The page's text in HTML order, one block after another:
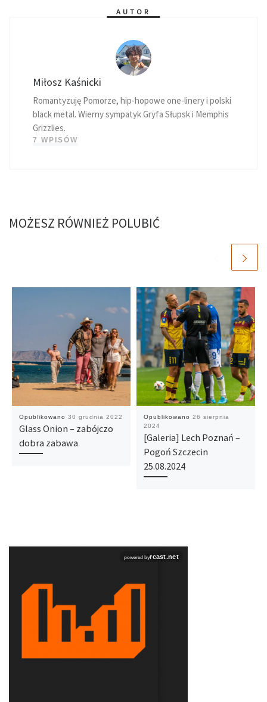
AUTOR
Miłosz Kaśnicki
Romantyzuję Pomorze, hip-hopowe one-linery i polski
black metal. Wierny sympatyk Gryfa Słupsk i Memphis
Grizzlies.
7 WPISÓW
MOŻESZ RÓWNIEŻ POLUBIĆ
Opublikowano 30 grudnia 2022
Glass Onion – zabójczo
dobra zabawa
Opublikowano 26 sierpnia
2024
[Galeria] Lech Poznań –
Pogoń Szczecin
25.08.2024